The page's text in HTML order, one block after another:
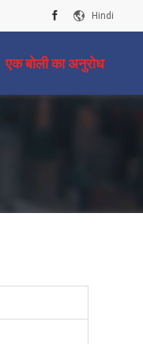
Hindi
एक बोली का अनुरोध